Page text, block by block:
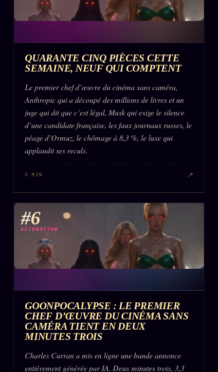
QUARANTE CINQ PIÈCES CETTE
SEMAINE, NEUF QUI COMPTENT
Le premier chef d’œuvre du cinéma sans caméra,
Anthropic qui a découpé des millions de livres et un
juge qui dit que c’est légal, Musk qui exige le silence
d’une candidate française, les faux journaux russes, le
péage d’Ormuz, le chômage à 8,3 %, le luxe qui
applaudit ses reculs.
5 MIN ↗
#6
DÉTONATION
GOONPOCALYPSE : LE PREMIER
CHEF D’ŒUVRE DU CINÉMA SANS
CAMÉRA TIENT EN DEUX
MINUTES TROIS
Charles Curran a mis en ligne une bande annonce
entièrement générée par IA. Deux minutes trois, 3,3